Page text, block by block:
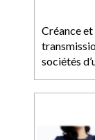
Créance
sociétés